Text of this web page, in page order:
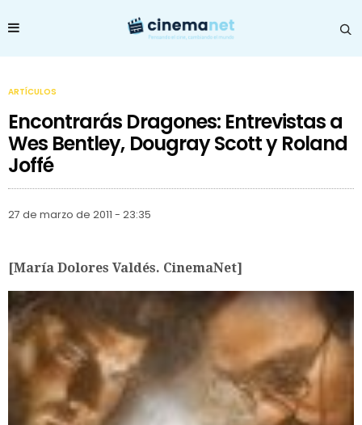
ARTÍCULOS
Encontrarás Dragones: Entrevistas a
Wes Bentley, Dougray Scott y Roland
Joffé
27 de marzo de 2011 - 23:35
[María Dolores Valdés. CinemaNet]